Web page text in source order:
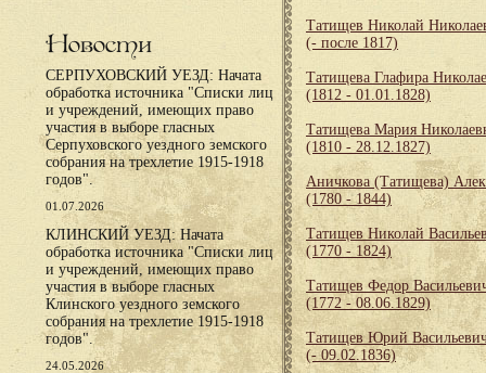
Новости
СЕРПУХОВСКИЙ УЕЗД: Начата
обработка источника "Списки лиц
и учреждений, имеющих право
участия в выборе гласных
Серпуховского уездного земского
собрания на трехлетие 1915-1918
годов".
01.07.2026
КЛИНСКИЙ УЕЗД: Начата
обработка источника "Списки лиц
и учреждений, имеющих право
участия в выборе гласных
Клинского уездного земского
собрания на трехлетие 1915-1918
годов".
24.05.2026
Татищев Николай
(- после 1817)
Татищева Глафира
(1812 - 01.01.1828)
Татищева Мария
(1810 - 28.12.1827)
Аничкова (Татищева)
(1780 - 1844)
Татищев Николай
(1770 - 1824)
Татищев Федор
(1772 - 08.06.1829)
Татищев Юрий
(- 09.02.1836)